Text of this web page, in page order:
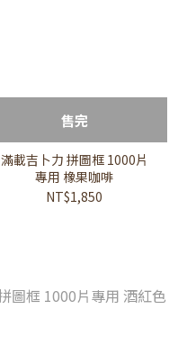
售完
滿載吉卜力 拼圖框 1000片
專用 橡果咖啡
NT$1,850